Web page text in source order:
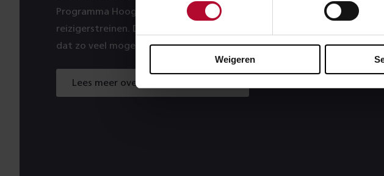
Weigeren
Programma Hoogfrequent Spoorvervoer (PHS) meer ruimte voor
reizigerstreinen. Dat heeft ook gevolgen voor het goederenvervoer –
dat zo veel mogelijk via de Betuweroute wordt geleid.
Lees meer over dit programma